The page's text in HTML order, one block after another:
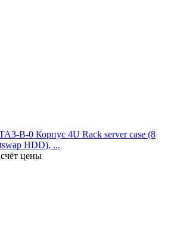
B-0 Корпус 4U Rack server case (8
HDD), ...
цены